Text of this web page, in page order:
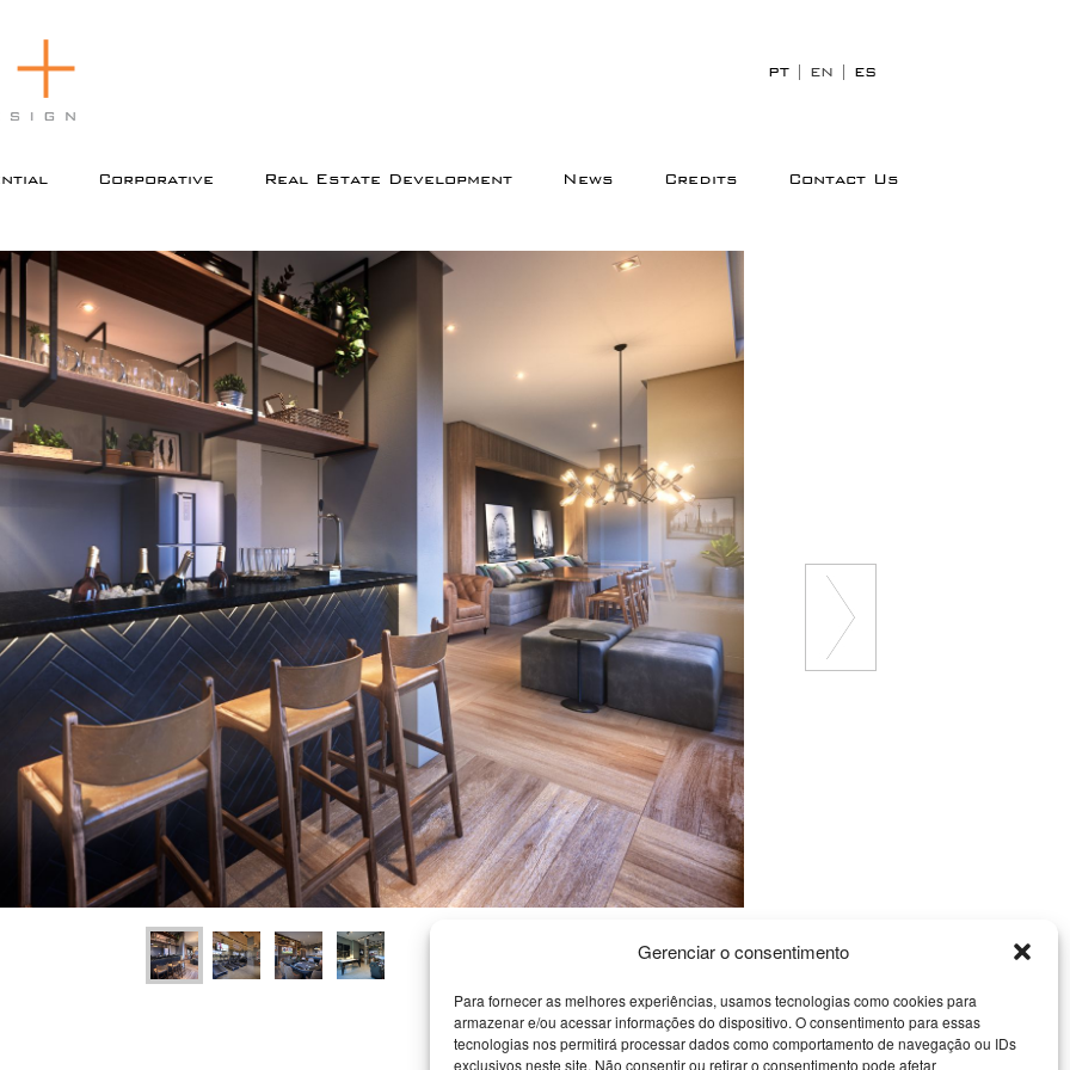
Gerenciar o consentimento
Para fornecer as melhores experiências, usamos tecnologias como cookies para
armazenar e/ou acessar informações do dispositivo. O consentimento para essas
tecnologias nos permitirá processar dados como comportamento de navegação ou IDs
exclusivos neste site. Não consentir ou retirar o consentimento pode afetar
PT EN ES
principal
secundário Contact Us
Credits
News
Real Estate Development
Corporative